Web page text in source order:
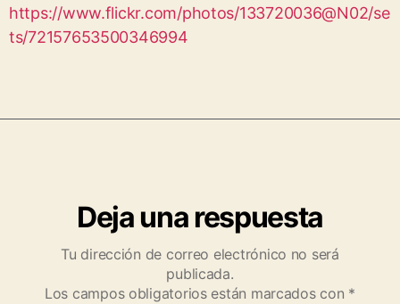
https://www.flickr.com/photos/133720036@N02/se
ts/72157653500346994
Deja una respuesta
Tu dirección de correo electrónico no será
publicada.
Los campos obligatorios están marcados con *